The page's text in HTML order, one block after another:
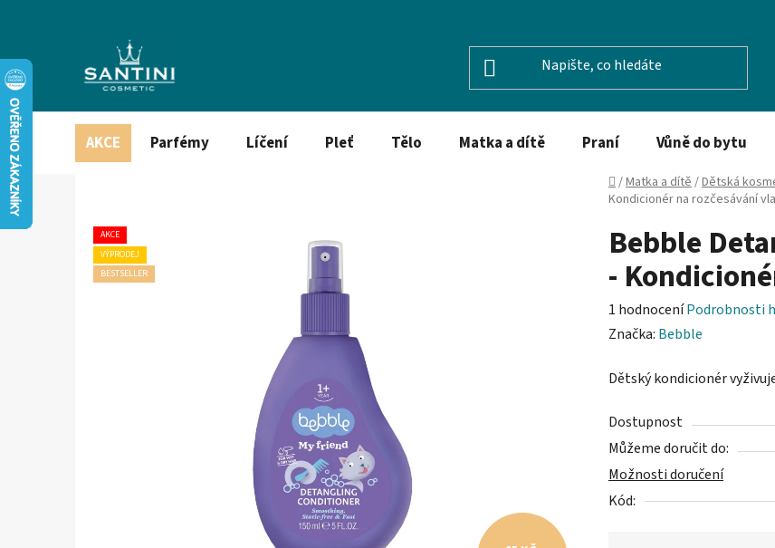
AKCE Parfémy Líčení Pleť Tělo Matka a dítě Praní Vůně do bytu
Domů
/Matka a dítě/Dětská
Kondicionér na rozčesávání
Bebble
-
Průměrné
hodnocení
je
z
5
hvězdiček.
1 hodnoceníPodrobnosti
Značka: Bebble
Dětský kondicionér
Dostupnost
Můžeme doručit do:
Možnosti doručení
Kód:
AKCE
VÝPRODEJ
BESTSELLER